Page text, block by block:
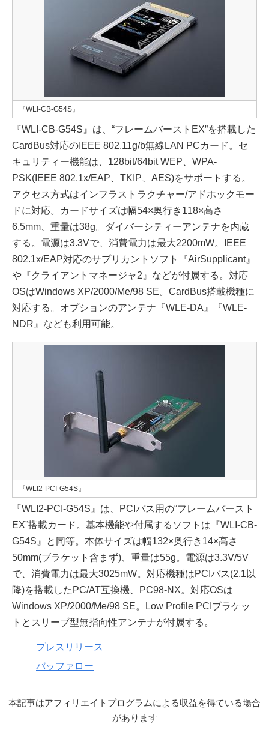
『WLI-CB-G54S』
『WLI-CB-G54S』は、“フレームバーストEX”を搭載した
CardBus対応のIEEE 802.11g/b無線LAN PCカード。セ
キュリティー機能は、128bit/64bit WEP、WPA-
PSK(IEEE 802.1x/EAP、TKIP、AES)をサポートする。
アクセス方式はインフラストラクチャー/アドホックモー
ドに対応。カードサイズは幅54×奥行き118×高さ
6.5mm、重量は38g。ダイバーシティーアンテナを内蔵
する。電源は3.3Vで、消費電力は最大2200mW。IEEE
802.1x/EAP対応のサプリカントソフト『AirSupplicant』
や『クライアントマネージャ2』などが付属する。対応
OSはWindows XP/2000/Me/98 SE。CardBus搭載機種に
対応する。オプションのアンテナ『WLE-DA』『WLE-
NDR』なども利用可能。
『WLI2-PCI-G54S』
『WLI2-PCI-G54S』は、PCIバス用の“フレームバースト
EX”搭載カード。基本機能や付属するソフトは『WLI-CB-
G54S』と同等。本体サイズは幅132×奥行き14×高さ
50mm(ブラケット含まず)、重量は55g。電源は3.3V/5V
で、消費電力は最大3025mW。対応機種はPCIバス(2.1以
降)を搭載したPC/AT互換機、PC98-NX。対応OSは
Windows XP/2000/Me/98 SE。Low Profile PCIブラケッ
トとスリーブ型無指向性アンテナが付属する。
プレスリリース
バッファロー
本記事はアフィリエイトプログラムによる収益を得ている場合
があります